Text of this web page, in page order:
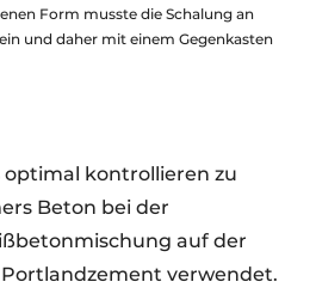
Form musste die Schalung an
und daher mit einem Gegenkasten
optimal kontrollieren zu
Beton bei der
auf der
verwendet.